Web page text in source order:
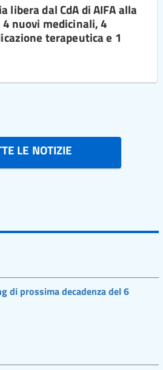
dal CdA di AIFA alla
nuovi medicinali, 4
terapeutica e 1
LE NOTIZIE
di prossima decadenza del 6